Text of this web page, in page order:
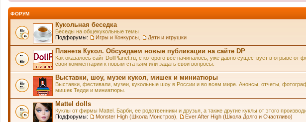
ФОРУМ
Кукольная беседка
Беседы на общекукольные темы
Подфорумы:
Игры и Конкурсы Дети и игрушки
Планета Кукол. Обсуждаем новые публикации на сайте DP
Как оказалось сайт DollPlanet.ru, с которого все начиналось, уже давно существует в отрыве
свои комментарии к новым статьям или задать свои вопросы.
Выставки, шоу, музеи кукол, мишек и миниатюры
Выставки, фестивали, музеи, кукольные шоу в России и во всем мире. Анонсы, отчеты,
мишек Тедди и миниатюры.
Mattel dolls
Куклы от фирмы Mattel. Барби, ее родственники и друзья, а также другие куклы от этого
Подфорумы:
Monster High (Школа Монстров) Ever After High (Школа Долго и Счастливо)